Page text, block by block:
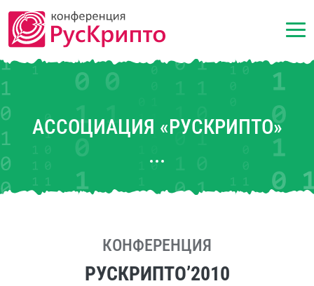
АССОЦИАЦИЯ «РУСКРИПТО»
КОНФЕРЕНЦИЯ
РУСКРИПТО’2010